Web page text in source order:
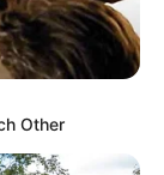
Other